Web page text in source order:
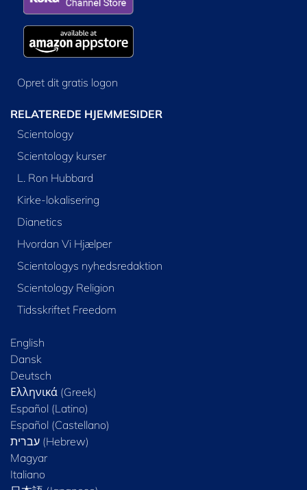
Opret dit gratis logon
RELATEREDE HJEMMESIDER
Scientology
Scientology kurser
L. Ron Hubbard
Kirke-lokalisering
Dianetics
Hvordan Vi Hjælper
Scientologys nyhedsredaktion
Scientology Religion
Tidsskriftet Freedom
English
Dansk
Deutsch
Ελληνικά (Greek)
Español (Latino)
Español (Castellano)
Magyar
Italiano